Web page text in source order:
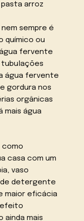
arroz
sempre é
químico ou
fervente
tubulações
água fervente
gordura nos
orgânicas
mais água
como
casa com um
vaso
detergente
maior eficácia
efeito
ainda mais